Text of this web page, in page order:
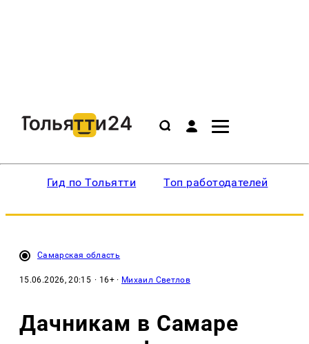
Гид по Тольятти Топ работодателей
Самарская область
15.06.2026, 20:15 · 16+ · Михаил Светлов
Дачникам в Самаре